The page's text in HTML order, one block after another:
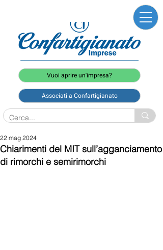
Vuoi aprire un'impresa?
Associati a Confartigianato
Chiarimenti del MIT sull’agganciamento
di rimorchi e semirimorchi
22 mag 2024